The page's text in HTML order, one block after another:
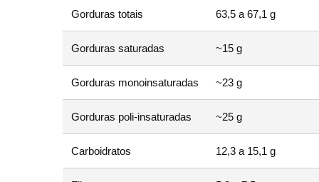
Gorduras totais 63,5 a 67,1 g
Gorduras saturadas ~15 g
Gorduras monoinsaturadas ~23 g
Gorduras poli-insaturadas ~25 g
Carboidratos 12,3 a 15,1 g